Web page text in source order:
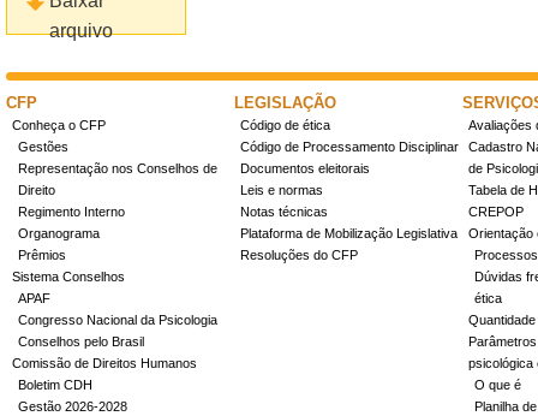
arquivo
CFP
Conheça o CFP
Gestões
Representação nos Conselhos de
Direito
Regimento Interno
Organograma
Prêmios
Sistema Conselhos
APAF
Congresso Nacional da Psicologia
Conselhos pelo Brasil
Comissão de Direitos Humanos
Boletim CDH
Gestão 2026-2028
LEGISLAÇÃO
Código de ética
Código de Processamento Disciplinar
Documentos eleitorais
Leis e normas
Notas técnicas
Plataforma de Mobilização Legislativa
Resoluções do CFP
Avaliações
Cadastro
de
Tabela de
CREPOP
Orientação
Dúvidas
ética
psicológica
O que é
Planilha